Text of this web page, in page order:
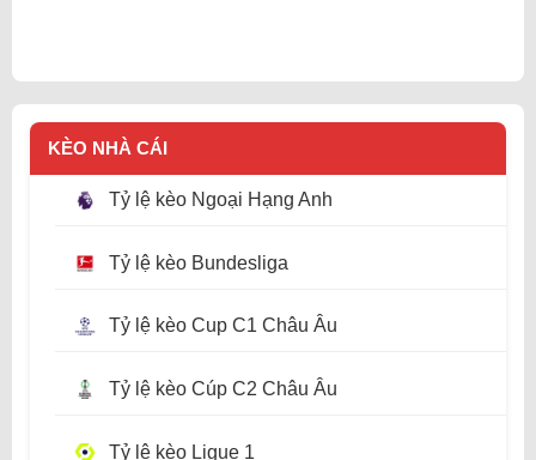
KÈO NHÀ CÁI
Tỷ lệ kèo Ngoại Hạng Anh
Tỷ lệ kèo Bundesliga
Tỷ lệ kèo Cup C1 Châu Âu
Tỷ lệ kèo Cúp C2 Châu Âu
Tỷ lệ kèo Ligue 1